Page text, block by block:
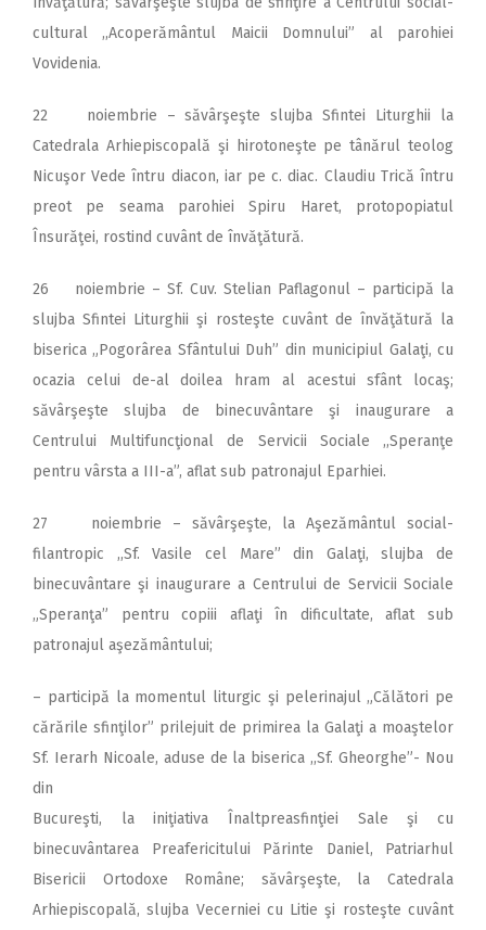
cultural ,,Acoperământul Maicii Domnului” al parohiei
Vovidenia.
22 noiembrie – săvârşeşte slujba Sfintei Liturghii la
Catedrala Arhiepiscopală şi hirotoneşte pe tânărul teolog
Nicuşor Vede întru diacon, iar pe c. diac. Claudiu Trică întru
preot pe seama parohiei Spiru Haret, protopopiatul
Însurăţei, rostind cuvânt de învăţătură.
26 noiembrie – Sf. Cuv. Stelian Paflagonul – participă la
slujba Sfintei Liturghii şi rosteşte cuvânt de învăţătură la
biserica „Pogorârea Sfântului Duh” din municipiul Galaţi, cu
ocazia celui de-al doilea hram al acestui sfânt locaş;
săvârşeşte slujba de binecuvântare şi inaugurare a
Centrului Multifuncţional de Servicii Sociale ,,Speranţe
pentru vârsta a III-a”, aflat sub patronajul Eparhiei.
27 noiembrie – săvârşeşte, la Aşezământul social-
filantropic ,,Sf. Vasile cel Mare” din Galaţi, slujba de
binecuvântare şi inaugurare a Centrului de Servicii Sociale
„Speranţa” pentru copiii aflaţi în dificultate, aflat sub
patronajul aşezământului;
– participă la momentul liturgic şi pelerinajul „Călători pe
cărările sfinţilor” prilejuit de primirea la Galaţi a moaştelor
Sf. Ierarh Nicoale, aduse de la biserica ,,Sf. Gheorghe”- Nou
din
Bucureşti, la iniţiativa Înaltpreasfinţiei Sale şi cu
binecuvântarea Preafericitului Părinte Daniel, Patriarhul
Bisericii Ortodoxe Române; săvârşeşte, la Catedrala
Arhiepiscopală, slujba Vecerniei cu Litie şi rosteşte cuvânt